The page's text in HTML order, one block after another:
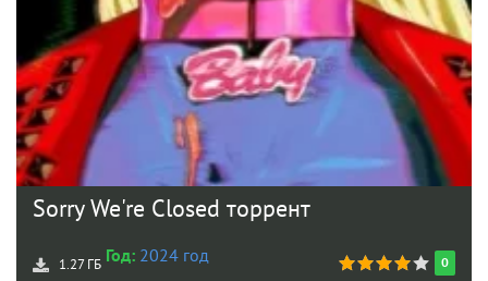
Sorry We're Closed торрент
0
1.27 ГБ Год: 2024 год